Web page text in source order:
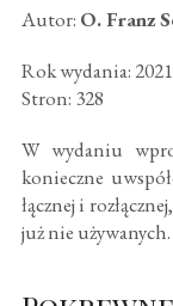
Autor: O. Franz
Rok wydania: 2021
Stron: 328
W wydaniu
konieczne
łącznej i
już nie używanych.